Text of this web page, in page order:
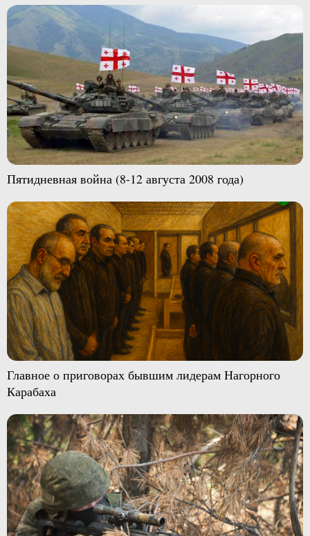
Пятидневная война (8-12 августа 2008 года)
Главное о приговорах бывшим лидерам Нагорного
Карабаха